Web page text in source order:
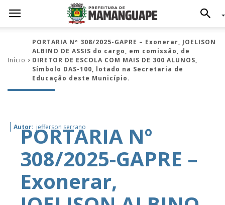
Início
PORTARIA Nº 308/2025-GAPRE – Exonerar, JOELISON
ALBINO DE ASSIS do cargo, em comissão, de
DIRETOR DE ESCOLA COM MAIS DE 300 ALUNOS,
Símbolo DAS-100, lotado na Secretaria de
Educação deste Município.
Autor: jefferson serrano
PORTARIA Nº
308/2025-GAPRE –
Exonerar,